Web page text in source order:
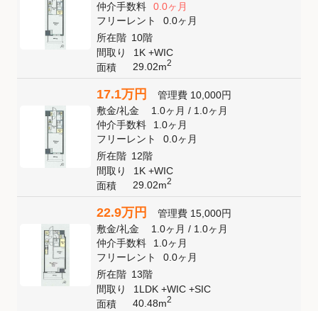
仲介手数料
0.0ヶ月
フリーレント
0.0ヶ月
所在階 10階
間取り
1K +WIC
面積
29.02m2
17.1万円 管理費 10,000円
敷金/礼金 1.0ヶ月/ 1.0ヶ月
仲介手数料
1.0ヶ月
フリーレント
0.0ヶ月
所在階 12階
間取り
1K +WIC
面積
29.02m2
22.9万円 管理費 15,000円
敷金/礼金 1.0ヶ月/ 1.0ヶ月
仲介手数料
1.0ヶ月
フリーレント
0.0ヶ月
所在階 13階
間取り
1LDK +WIC +SIC
面積
40.48m2